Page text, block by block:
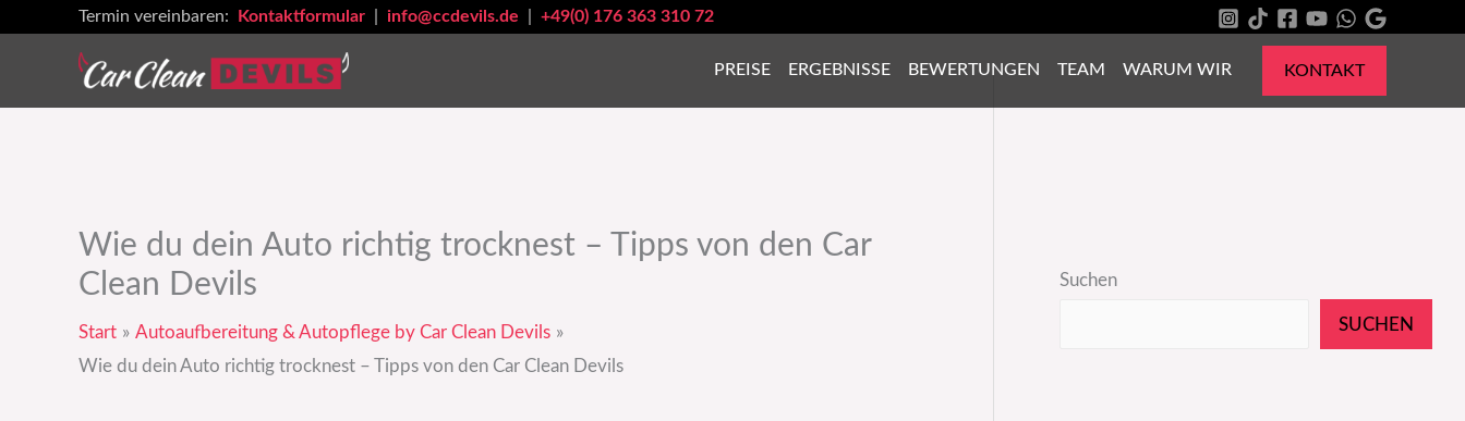
Termin vereinbaren: Kontaktformular info@ccdevils.de +49(0) 176 363 310 72
PREISE ERGEBNISSE BEWERTUNGEN TEAM WARUM WIR KONTAKT
Wie du dein Auto richtig trocknest – Tipps von den Car
Clean Devils
Start
Autoaufbereitung & Autopflege by Car Clean Devils
Wie du dein Auto richtig trocknest – Tipps von den Car Clean Devils
Suchen
SUCHEN